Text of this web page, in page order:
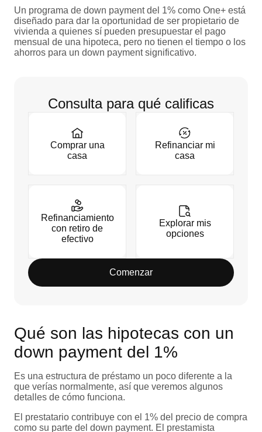
Un programa de down payment del 1% como One+ está
diseñado para dar la oportunidad de ser propietario de
vivienda a quienes sí pueden presupuestar el pago
mensual de una hipoteca, pero no tienen el tiempo o los
ahorros para un down payment significativo.
Consulta para qué calificas
Comprar una
casa
Refinanciar mi
casa
Refinanciamiento
con retiro de
efectivo
Explorar mis
opciones
Comenzar
Qué son las hipotecas con un
down payment del 1%
Es una estructura de préstamo un poco diferente a la
que verías normalmente, así que veremos algunos
detalles de cómo funciona.
El prestatario contribuye con el 1% del precio de compra
como su parte del down payment. El prestamista